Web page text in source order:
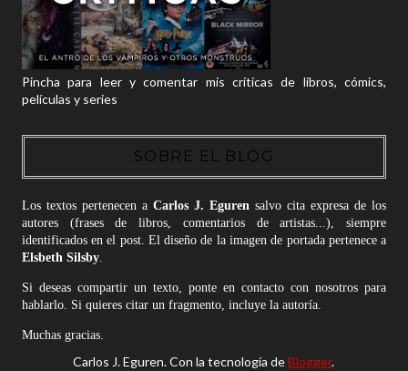
Pincha para leer y comentar mis críticas de libros, cómics,
películas y series
SOBRE EL BLOG
Los textos pertenecen a Carlos J. Egurensalvo cita expresa de los
autores (frases de libros, comentarios de artistas...), siempre
identificados en el post. El diseño de la imagen de portada pertenece a
Elsbeth Silsby.
Si deseas compartir un texto, ponte en contacto con nosotros para
hablarlo. Si quieres citar un fragmento, incluye la autoría.
Muchas gracias.
Carlos J. Eguren. Con la tecnología deBlogger.